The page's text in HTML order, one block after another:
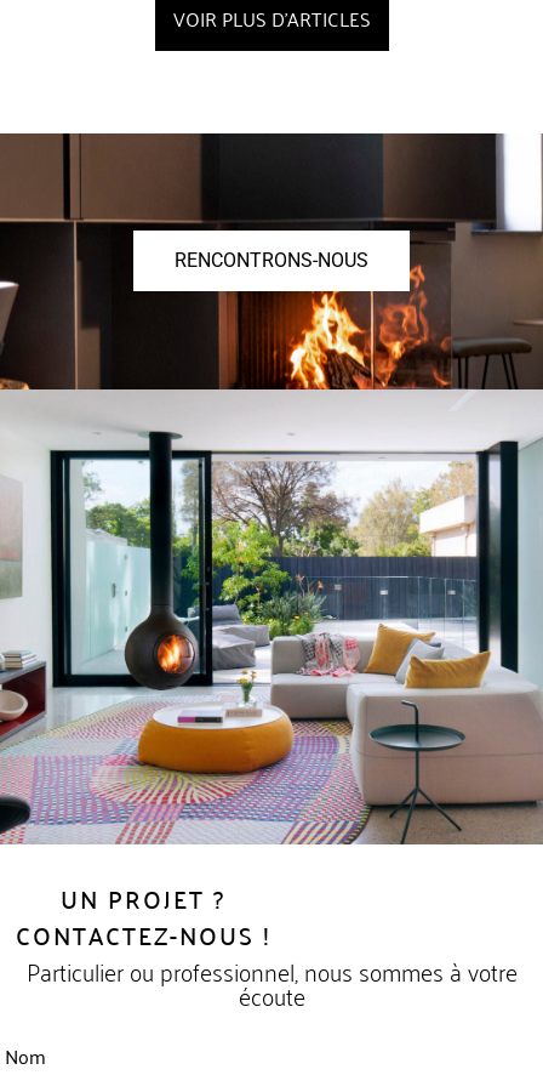
VOIR PLUS D'ARTICLES
RENCONTRONS-NOUS
UN PROJET ?
CONTACTEZ-NOUS !
Particulier ou professionnel, nous sommes à votre
écoute
Nom